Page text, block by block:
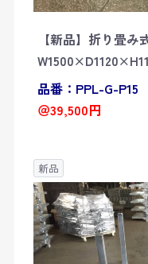
【新品】折り畳
品番：PPL-G-P15
＠39,500円
新品